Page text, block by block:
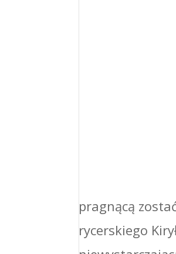
pragnącą
rycerskiego